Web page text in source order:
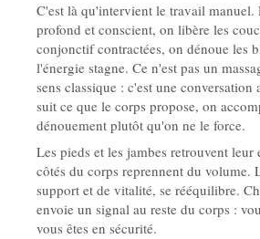
C'est là qu'intervient le travail manuel.
profond et conscient, on libère les
conjonctif contractées, on dénoue les
l'énergie stagne. Ce n'est pas un
sens classique : c'est une conversation
suit ce que le corps propose, on
dénouement plutôt qu'on ne le force.
Les pieds et les jambes retrouvent leur
côtés du corps reprennent du volume.
support et de vitalité, se rééquilibre.
envoie un signal au reste du corps :
vous êtes en sécurité.